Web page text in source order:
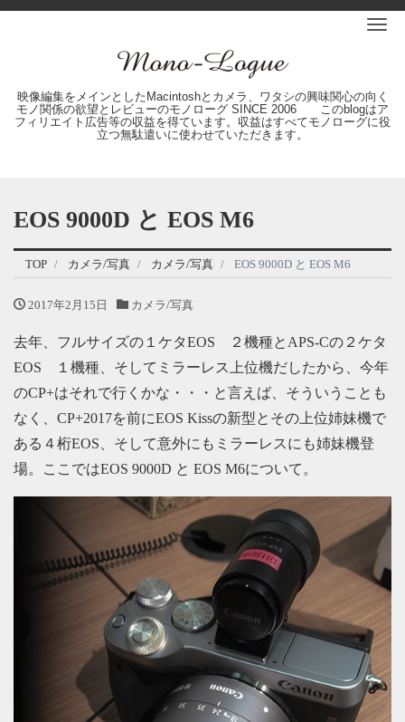
映像編集をメインとしたMacintoshとカメラ、ワタシの興味関心の向く
モノ関係の欲望とレビューのモノローグ SINCE 2006 このblogはア
フィリエイト広告等の収益を得ています。収益はすべてモノローグに役
立つ無駄遣いに使わせていただきます。
EOS 9000D と EOS M6
TOP カメラ/写真 カメラ/写真 EOS 9000D と EOS M6
2017年2月15日 カメラ/写真
去年、フルサイズの１ケタEOS ２機種とAPS-Cの２ケタ
EOS １機種、そしてミラーレス上位機だしたから、今年
のCP+はそれで行くかな・・・と言えば、そういうことも
なく、CP+2017を前にEOS Kissの新型とその上位姉妹機で
ある４桁EOS、そして意外にもミラーレスにも姉妹機登
場。ここではEOS 9000D と EOS M6について。